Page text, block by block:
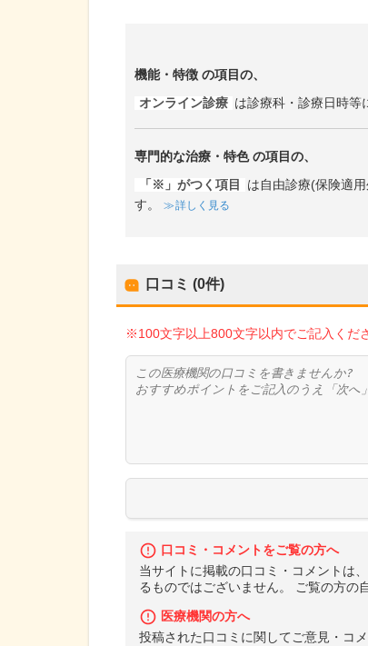
機能・特徴 の項目の、
オンライン診療 は診療科・診療日時等
専門的な治療・特色の項目の、
「※」がつく項目
は自由診療(保険適
す。
詳しく見る
口コミ (0件)
※100文字以上800文字以内でご記入くだ
口コミ・コメントをご覧の方へ
当サイトに掲載の口コミ・コメントは
るものではございません。 ご覧の方の
医療機関の方へ
投稿された口コミに関してご意見・コ